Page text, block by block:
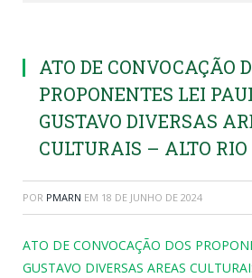
ATO DE CONVOCAÇÃO
PROPONENTES LEI
GUSTAVO DIVERSAS
CULTURAIS – ALTO RIO
POR PMARN EM 18 DE JUNHO DE 2024
ATO DE CONVOCAÇÃO DOS
GUSTAVO DIVERSAS AREAS